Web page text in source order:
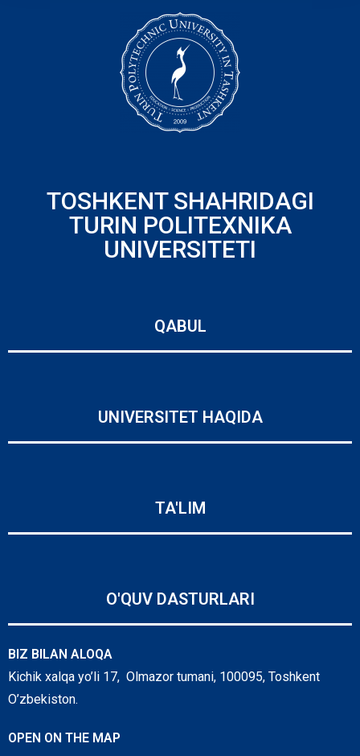
TOSHKENT SHAHRIDAGI
TURIN POLITEXNIKA
UNIVERSITETI
QABUL
UNIVERSITET HAQIDA
TA'LIM
O'QUV DASTURLARI
BIZ BILAN ALOQA
Kichik xalqa yo’li 17, Olmazor tumani, 100095, Toshkent
O’zbekiston.
OPEN ON THE MAP